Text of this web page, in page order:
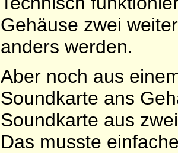
Gehäuse zwei
anders werden.
Aber noch aus
Soundkarte ans
Soundkarte aus
Das musste